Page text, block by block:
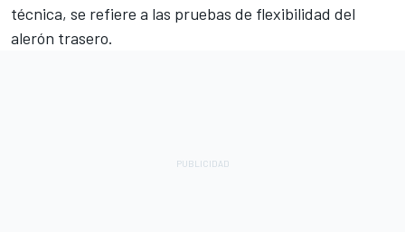
técnica, se refiere a las pruebas de flexibilidad del
alerón trasero.